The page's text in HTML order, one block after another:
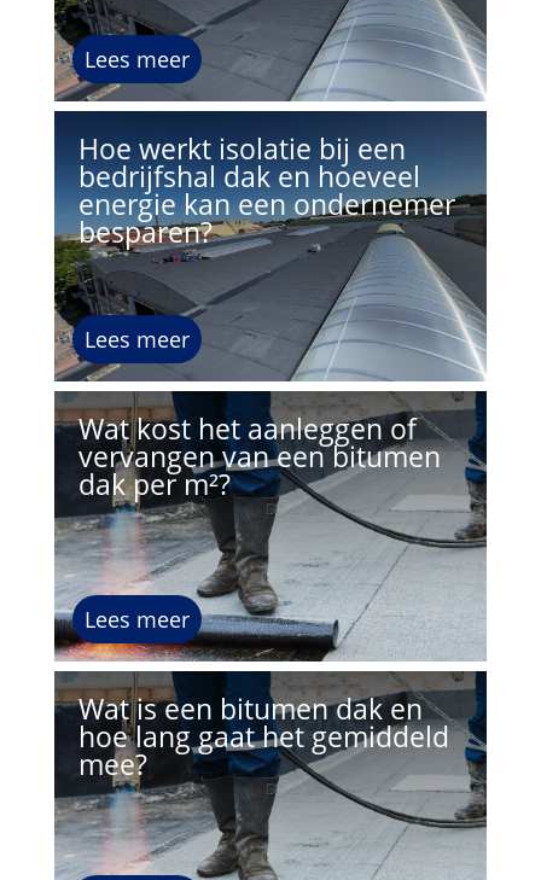
Lees meer
Hoe werkt isolatie bij een
bedrijfshal dak en hoeveel
energie kan een ondernemer
besparen?
Lees meer
Wat kost het aanleggen of
vervangen van een bitumen
dak per m²?
Lees meer
Wat is een bitumen dak en
hoe lang gaat het gemiddeld
mee?